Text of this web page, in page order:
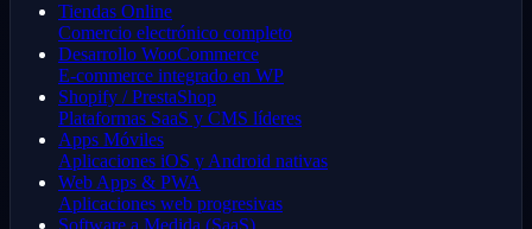
Tiendas Online
Comercio electrónico completo
Desarrollo WooCommerce
E-commerce integrado en WP
Shopify / PrestaShop
Plataformas SaaS y CMS líderes
Apps Móviles
Aplicaciones iOS y Android nativas
Web Apps & PWA
Aplicaciones web progresivas
Software a Medida (SaaS)